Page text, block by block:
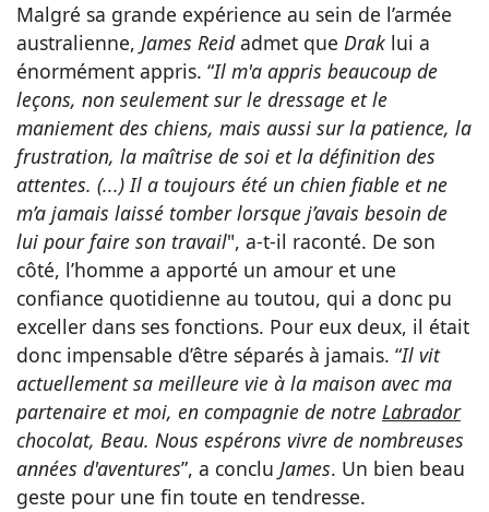
Malgré sa grande expérience au sein de l’armée
australienne, James Reidadmet que Drak lui a
énormément appris. “Il m'a appris beaucoup de
leçons, non seulement sur le dressage et le
maniement des chiens, mais aussi sur la patience, la
frustration, la maîtrise de soi et la définition des
attentes. (...) Il a toujours été un chien fiable et ne
m’a jamais laissé tomber lorsque j’avais besoin de
lui pour faire son travail", a-t-il raconté. De son
côté, l’homme a apporté un amour et une
confiance quotidienne au toutou, qui a donc pu
exceller dans ses fonctions. Pour eux deux, il était
donc impensable d’être séparés à jamais. “Il vit
actuellement sa meilleure vie à la maison avec ma
partenaire et moi, en compagnie de notre Labrador
chocolat, Beau. Nous espérons vivre de nombreuses
années d'aventures”, a conclu James. Un bien beau
geste pour une fin toute en tendresse.